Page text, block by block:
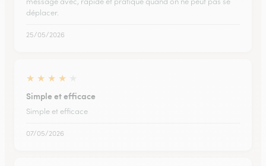
déplacer.
25/05/2026
★ ★ ★ ★
Simple et efficace
Simple et efficace
07/05/2026